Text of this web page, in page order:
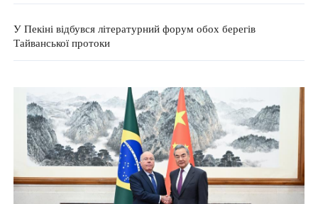
У Пекіні відбувся літературний форум обох берегів
Тайванської протоки